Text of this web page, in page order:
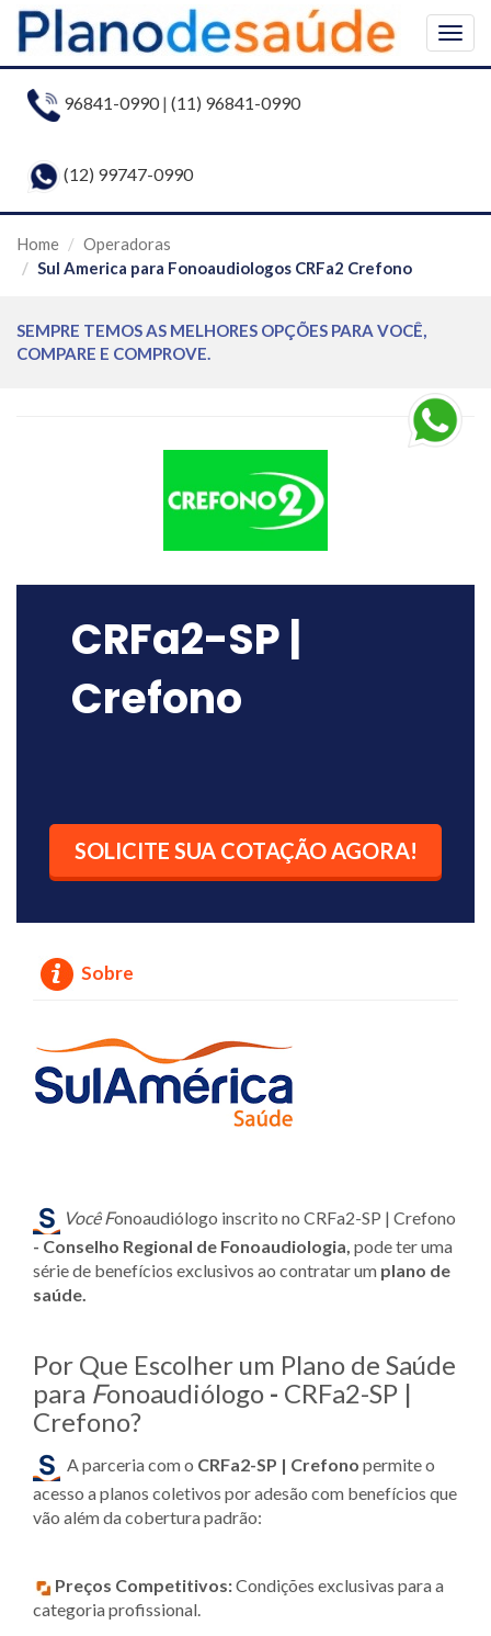
96841-0990| (11) 96841-0990
(12) 99747-0990
Home
Operadoras
Sul America para Fonoaudiologos CRFa2 Crefono
SEMPRE TEMOS AS MELHORES OPÇÕES PARA VOCÊ,
COMPARE E COMPROVE.
CRFa2-SP |
Crefono
SOLICITE SUA COTAÇÃO AGORA!
Sobre
Você Fonoaudiólogo inscrito no CRFa2-SP | Crefono
- Conselho Regional de Fonoaudiologia, pode ter uma
série de benefícios exclusivos ao contratar um plano de
saúde.
Por Que Escolher um Plano de Saúde
para Fonoaudiólogo - CRFa2-SP |
Crefono?
A parceria com o CRFa2-SP | Crefono permite o
acesso a planos coletivos por adesão com benefícios que
vão além da cobertura padrão:
Preços Competitivos:Condições exclusivas para a
categoria profissional.